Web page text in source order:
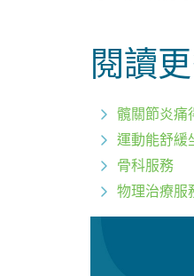
閱讀
髖關節炎痛
運動能舒緩
骨科服務
物理治療服